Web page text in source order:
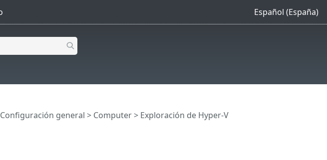
Español (España)
Configuración general > Computer> Exploración de Hyper-V